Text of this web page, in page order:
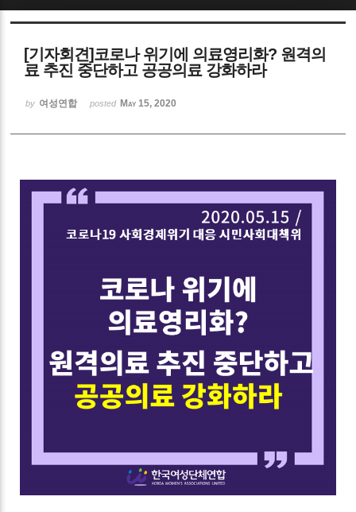
[기자회견]코로나 위기에 의료영리화? 원격의
료 추진 중단하고 공공의료 강화하라
by 여성연합 posted May 15, 2020
Sketchbook5, 스케치북5
Sketchbook5, 스케치북5